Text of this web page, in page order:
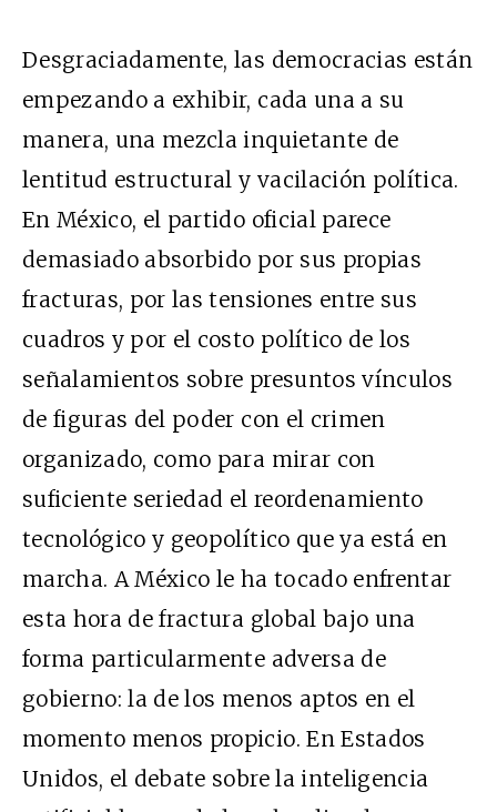
Desgraciadamente, las democracias están
empezando a exhibir, cada una a su
manera, una mezcla inquietante de
lentitud estructural y vacilación política.
En México, el partido oficial parece
demasiado absorbido por sus propias
fracturas, por las tensiones entre sus
cuadros y por el costo político de los
señalamientos sobre presuntos vínculos
de figuras del poder con el crimen
organizado, como para mirar con
suficiente seriedad el reordenamiento
tecnológico y geopolítico que ya está en
marcha. A México le ha tocado enfrentar
esta hora de fractura global bajo una
forma particularmente adversa de
gobierno: la de los menos aptos en el
momento menos propicio. En Estados
Unidos, el debate sobre la inteligencia